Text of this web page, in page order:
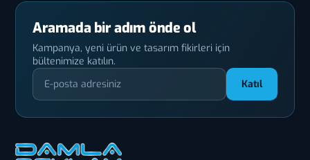
Aramada bir adım önde ol
Kampanya, yeni ürün ve tasarım fikirleri için
bültenimize katılın.
Katıl